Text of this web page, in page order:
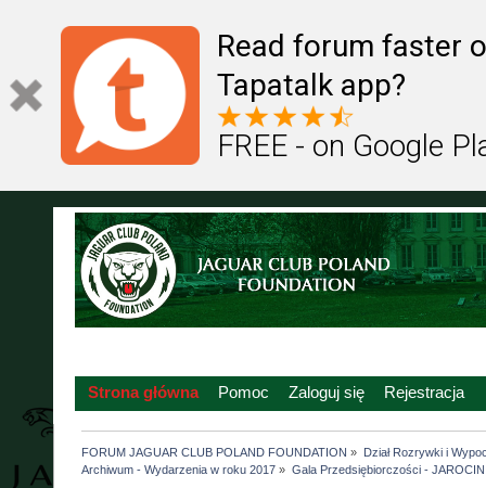
Read forum faster
Tapatalk app?
FREE - on Google
Strona główna Pomoc Zaloguj się Rejestracja
FORUM JAGUAR CLUB POLAND FOUNDATION »
Dział Rozrywki i
Archiwum - Wydarzenia w roku 2017 » Gala Przedsiębiorczości -